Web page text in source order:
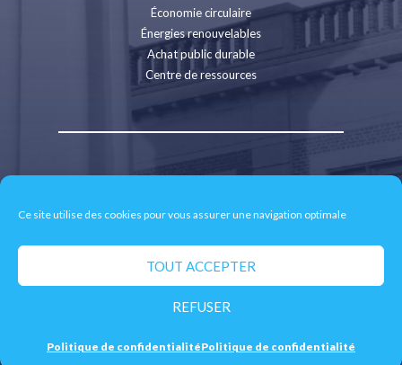
Ce site utilise des cookies pour vous assurer une navigation optimale
TOUT ACCEPTER
REFUSER
Politique de confidentialitéPolitique de confidentialité
Économie circulaire
Énergies renouvelables
Achat public durable
Centre de ressources
Contact
Espace presse
Mentions légales
Politique de confidentialité
Retrait des données personnelles
© 2026 CD2E - Site réalisé par